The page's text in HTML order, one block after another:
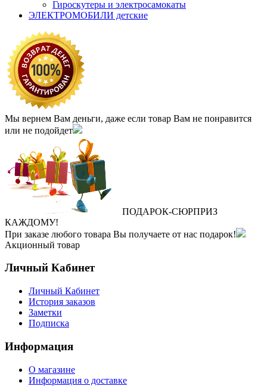
Гироскутеры и электросамокаты
ЭЛЕКТРОМОБИЛИ детские
Мы вернем Вам деньги, даже если товар Вам не понравится
или не подойдет
ПОДАРОК‐СЮРПРИЗ
КАЖДОМУ!
При заказе любого товара Вы получаете от нас подарок!
Акционный товар
Личный Кабинет
Личный Кабинет
История заказов
Заметки
Подписка
Информация
О магазине
Информация о доставке